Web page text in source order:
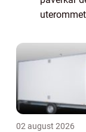
omsyn til
02 august 2026